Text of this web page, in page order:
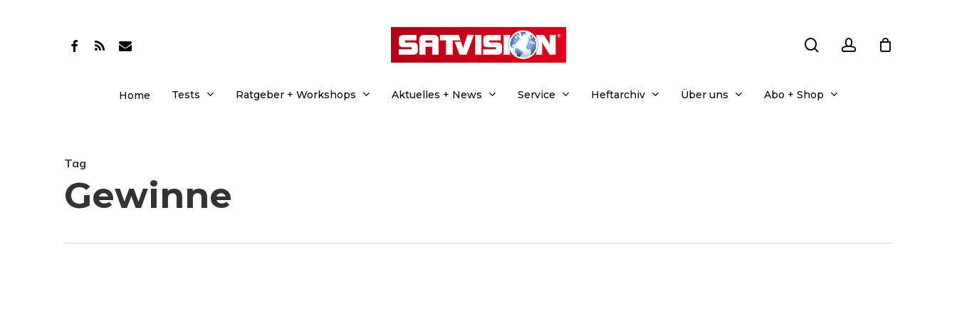
facebook
RSS email
Home Tests Ratgeber + Workshops Aktuelles + News Service Heftarchiv Über uns Abo + Shop
Tag
Gewinne